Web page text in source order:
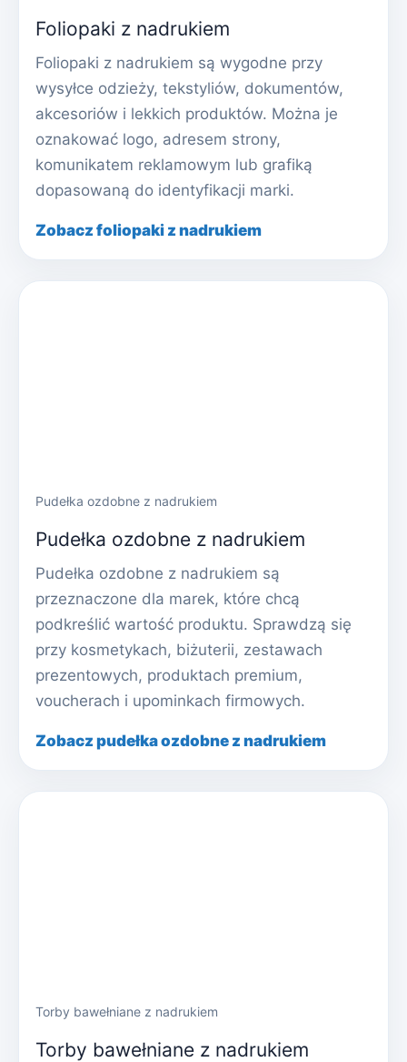
Foliopaki z nadrukiem
Foliopaki z nadrukiem są wygodne przy
wysyłce odzieży, tekstyliów, dokumentów,
akcesoriów i lekkich produktów. Można je
oznakować logo, adresem strony,
komunikatem reklamowym lub grafiką
dopasowaną do identyfikacji marki.
Zobacz foliopaki z nadrukiem
Pudełka ozdobne z nadrukiem
Pudełka ozdobne z nadrukiem
Pudełka ozdobne z nadrukiem są
przeznaczone dla marek, które chcą
podkreślić wartość produktu. Sprawdzą się
przy kosmetykach, biżuterii, zestawach
prezentowych, produktach premium,
voucherach i upominkach firmowych.
Zobacz pudełka ozdobne z nadrukiem
Torby bawełniane z nadrukiem
Torby bawełniane z nadrukiem